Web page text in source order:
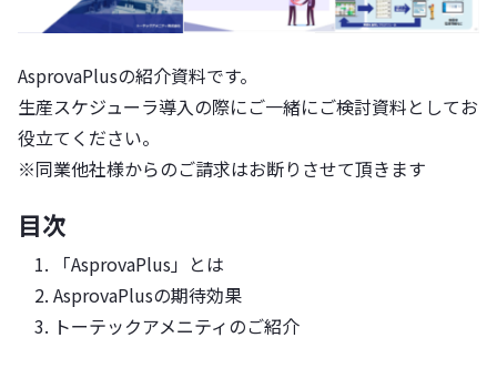
AsprovaPlusの紹介資料です。
生産スケジューラ導入の際にご一緒にご検討資料としてお
役立てください。
※同業他社様からのご請求はお断りさせて頂きます
目次
「AsprovaPlus」とは
AsprovaPlusの期待効果
トーテックアメニティのご紹介